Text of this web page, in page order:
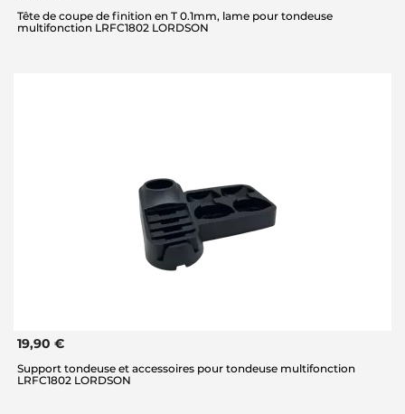
Tête de coupe de finition en T 0.1mm, lame pour tondeuse
multifonction LRFC1802 LORDSON
19,90 €
Support tondeuse et accessoires pour tondeuse multifonction
LRFC1802 LORDSON